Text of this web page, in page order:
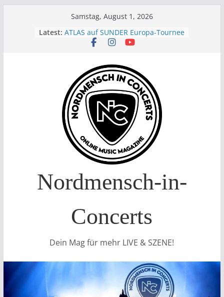
Samstag, August 1, 2026
Latest: ATLAS auf SUNDER Europa-Tournee
Oelde Open Air 2026
14. Burning Q Festival – Drei Tage
Freißenbüttel (Ausverkauft!)
FEED THE SICKNESS im Interview
I Prevail – Violent Nature Europe
Tour
Nordmensch-in-
Concerts
Dein Mag für mehr LIVE & SZENE!